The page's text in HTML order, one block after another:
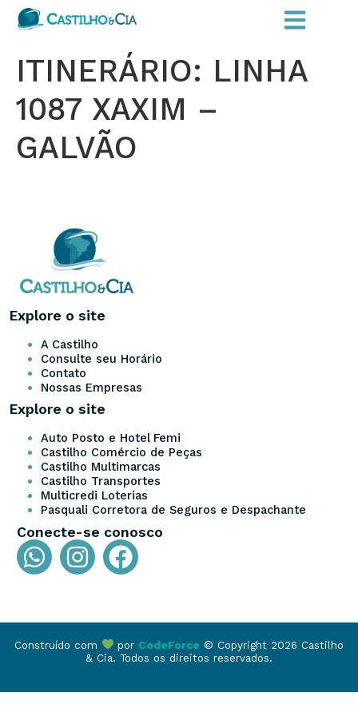
ITINERÁRIO: LINHA
1087 XAXIM –
GALVÃO
Explore o site
A Castilho
Consulte seu Horário
Contato
Nossas Empresas
Explore o site
Auto Posto e Hotel Femi
Castilho Comércio de Peças
Castilho Multimarcas
Castilho Transportes
Multicredi Loterias
Pasquali Corretora de Seguros e Despachante
Conecte-se conosco
Construído com por CodeForce © Copyright 2026 Castilho
& Cia. Todos os direitos reservados.